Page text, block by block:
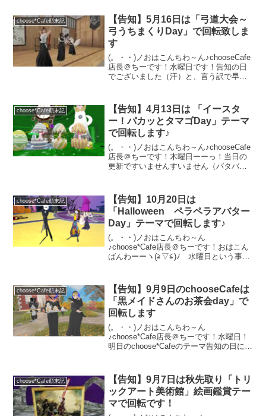
Day」テーマで回転となりました。お土
産はギミックありの装着型みかん
（Free）ネタ持込歓迎のお気楽なカフェ
です。お土産だけでも欲しいって方もお
気軽にお越し下さい。
choose*Cafe顛末記
【告知】5月16日は「弓道大会～
弓うちまくりDay」で回転致しま
す
(。・・)ノおはこんちわ～ん♪chooseCafe
店長＠ちーです！水曜日です！告知の日
でございました（汗）と、言う訳で早速
会～弓うちまくりDay」で回転する...
choose*Cafe顛末記
【告知】4月13日は 「イースタ
ー！パカッとタマゴDay」テーマ
で回転します♪
(。・・)ノおはこんちわ～ん♪chooseCafe
店長＠ちーです！木曜日ーーっ！当日の
更新ですいませんすいません（バタバタ
す。今日はイースター週間と言う事で
「イースタ...
choose*Cafe顛末記
【告知】10月20日は
「Halloween ペラペラアバター
Day」テーマで回転します♪
(。・・)ノおはこんちわ～ん
♪choose*Cafe店長＠ちーです！おはこん
ばんわーーヽ(≧▽≦)ﾉ 水曜日という事で
アバターDay」で回転する事に...
choose*Cafe顛末記
【告知】9月9日のchooseCafeは
「黒メイドさんのお茶会day」で
回転します
(。・・)ノおはこんちわ～ん
♪choose*Cafe店長＠ちーです！水曜日！
明日のchoose*Cafeのテーマ告知の日にな
（良いskyDomeをみつけたので、ソレ使
って...
choose*Cafe顛末記
【告知】9月7日は秋先取り「トリ
ックアート美術館」絵画鑑賞テー
マで回転です！